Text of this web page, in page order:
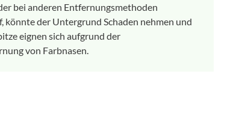
bei anderen Entfernungsmethoden
der Untergrund Schaden nehmen und
eignen sich aufgrund der
von Farbnasen.